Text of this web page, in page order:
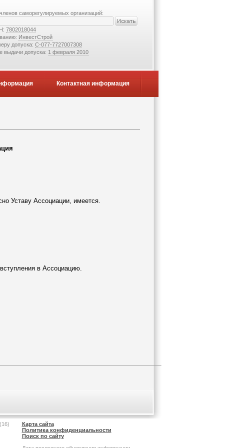
саморегулируемых организаций:
7802018044
ИнвестСтрой
допуска: С-077-7727007308
выдачи допуска: 1 февраля 2010
Контактная информация
Уставу Ассоциации, имеется.
в Ассоциацию.
Карта сайта
Политика конфиденциальности
Поиск по сайту